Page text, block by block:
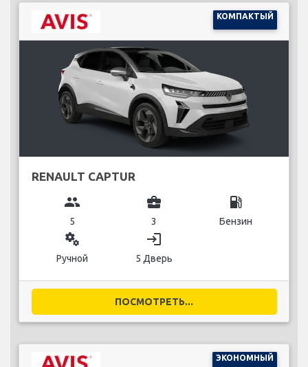
КОМПАКТЫЙ
RENAULT CAPTUR
group
5
business_center
3
local_gas_station
Бензин
miscellaneous_services
Ручной
login
5 Дверь
ПОСМОТРЕТЬ...
ЭКОНОМНЫЙ